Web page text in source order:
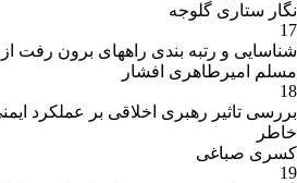
نگار ستاری گلوجه
17
شناسایی و رتبه بندی راههای برون رفت
مسلم امیرطاهری افشار
18
بررسی تاثیر رهبری اخلاقی بر عملکرد
خاطر
کسری صباغی
19